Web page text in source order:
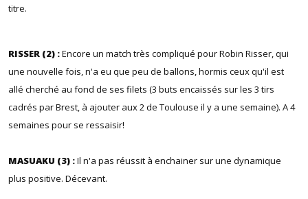
titre.
RISSER (2) :Encore un match très compliqué pour Robin Risser, qui
une nouvelle fois, n'a eu que peu de ballons, hormis ceux qu'il est
allé cherché au fond de ses filets (3 buts encaissés sur les 3 tirs
cadrés par Brest, à ajouter aux 2 de Toulouse il y a une semaine). A 4
semaines pour se ressaisir!
MASUAKU (3) :Il n'a pas réussit à enchainer sur une dynamique
plus positive. Décevant.